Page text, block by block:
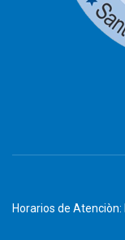
Horarios de Atenciòn: